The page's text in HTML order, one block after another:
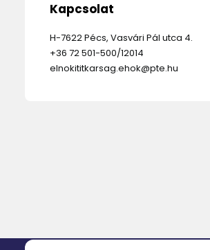
Kapcsolat
H-7622 Pécs, Vasvári Pál utca 4.
+36 72 501-500/12014
elnokititkarsag.ehok@pte.hu